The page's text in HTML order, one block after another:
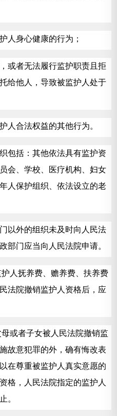
身心健康的行为；
者无法履行监护职责且拒
给他人，导致被监护人处于
合法权益的其他行为。
括：其他依法具有监护资
会、学校、医疗机构、妇女
人保护组织、依法设立的老
外的组织未及时向人民法
部门应当向人民法院申请。
人抚养费、赡养费、扶养费
法院撤销监护人资格后，应
或者子女被人民法院撤销监
故意犯罪的外，确有悔改表
在尊重被监护人真实意愿的
格，人民法院指定的监护人
。